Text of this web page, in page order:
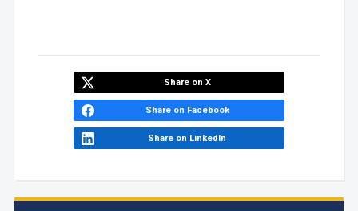
Share on X
Share on Facebook
Share on LinkedIn